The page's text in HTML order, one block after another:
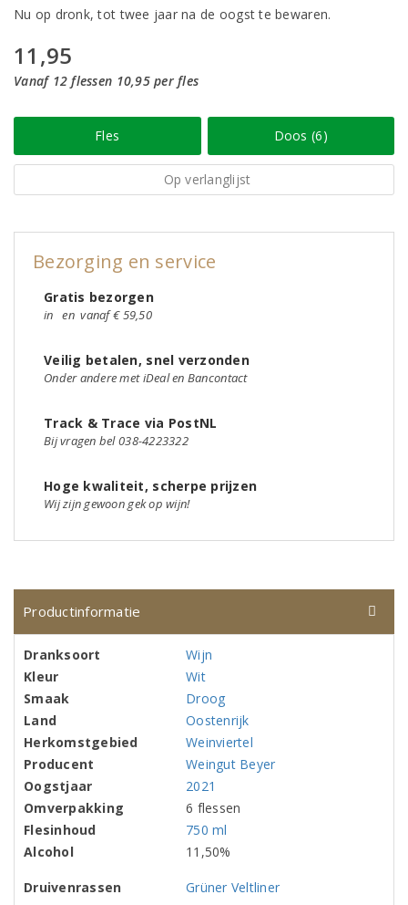
Nu op dronk, tot twee jaar na de oogst te bewaren.
11,95
Vanaf 12 flessen 10,95 per fles
Fles Doos (6)
Op verlanglijst
Bezorging en service
Gratis bezorgen
in en vanaf € 59,50
Veilig betalen, snel verzonden
Onder andere met iDeal en Bancontact
Track & Trace via PostNL
Bij vragen bel 038-4223322
Hoge kwaliteit, scherpe prijzen
Wij zijn gewoon gek op wijn!
Productinformatie
Dranksoort
Wijn
Kleur
Wit
Smaak
Droog
Land
Oostenrijk
Herkomstgebied
Weinviertel
Producent
Weingut Beyer
Oogstjaar
2021
Omverpakking
6 flessen
Flesinhoud
750 ml
Alcohol
11,50%
Druivenrassen
Grüner Veltliner